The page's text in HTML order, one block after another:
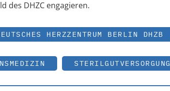
des DHZC engagieren.
HERZZENTRUM BERLIN DHZB
STERILGUTVERSORGUNG